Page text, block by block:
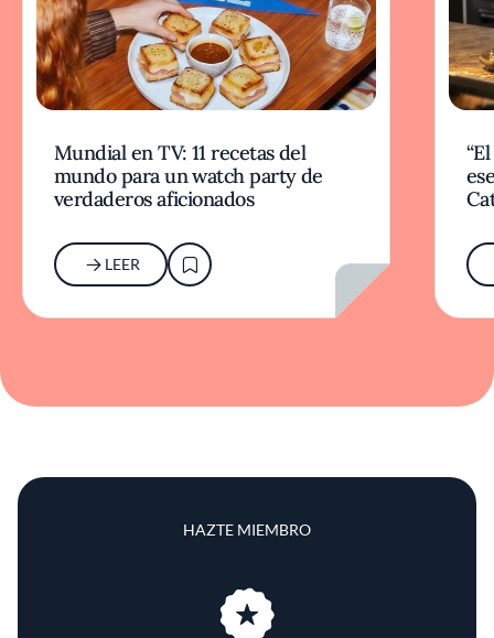
Mundial en TV: 11 recetas del
mundo para un watch party de
verdaderos aficionados
LEER
HAZTE MIEMBRO